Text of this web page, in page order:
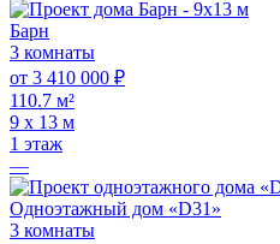
Барн
3 комнаты
от 3 410 000 ₽
110.7 м²
9 х 13 м
1 этаж
—
Одноэтажный дом «D31»
3 комнаты